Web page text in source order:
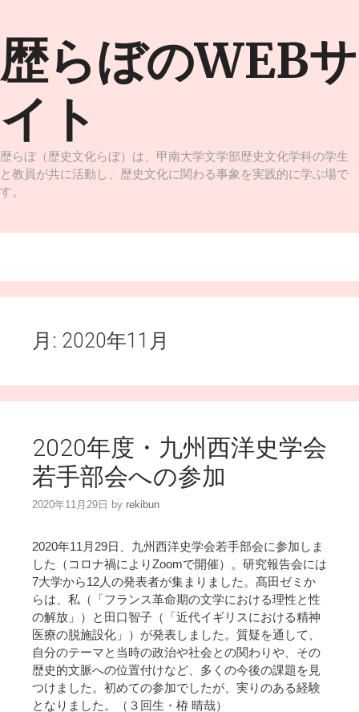
テ
ン
ツ
ッ
プ
歴らぼのWEBサ
イト
歴らぼ（歴史文化らぼ）は、甲南大学文学部歴史文化学科の学生
と教員が共に活動し、歴史文化に関わる事象を実践的に学ぶ場で
す。
月: 2020年11月
2020年度・九州西洋史学会
若手部会への参加
2020年11月29日 by rekibun
2020年11月29日、九州西洋史学会若手部会に参加しま
した（コロナ禍によりZoomで開催）。研究報告会には
7大学から12人の発表者が集まりました。髙田ゼミか
らは、私（「フランス革命期の文学における理性と性
の解放」）と田口智子（「近代イギリスにおける精神
医療の脱施設化」）が発表しました。質疑を通して、
自分のテーマと当時の政治や社会との関わりや、その
歴史的文脈への位置付けなど、多くの今後の課題を見
つけました。初めての参加でしたが、実りのある経験
となりました。（３回生・栫 晴哉）